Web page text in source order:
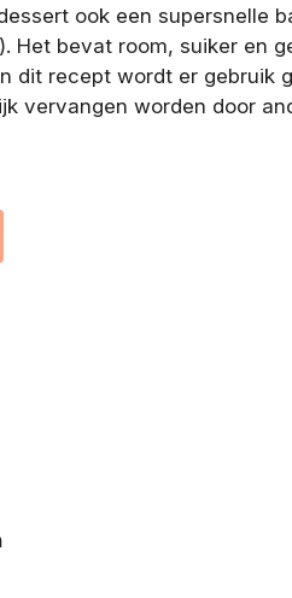
ook een supersnelle
Het bevat room, suiker en
dit recept wordt er gebruik
vervangen worden door